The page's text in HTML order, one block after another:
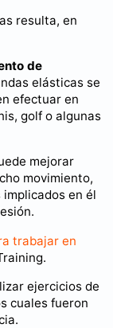
resulta, en
de
elásticas se
efectuar en
golf o algunas
mejorar
movimiento,
en él
trabajar en
ejercicios de
cuales fueron